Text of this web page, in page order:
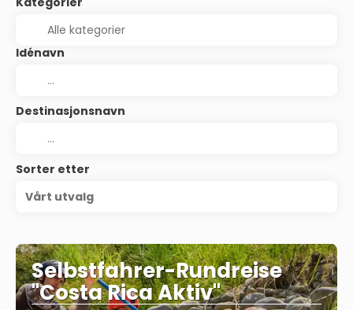
Idénavn
Destinasjonsnavn
Sorter etter
Vårt utvalg
Selbstfahrer-Rundreise
"Costa Rica Aktiv"